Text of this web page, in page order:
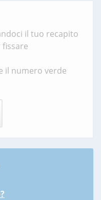
il tuo recapito
il numero verde